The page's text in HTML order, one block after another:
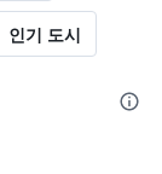
인기 도시